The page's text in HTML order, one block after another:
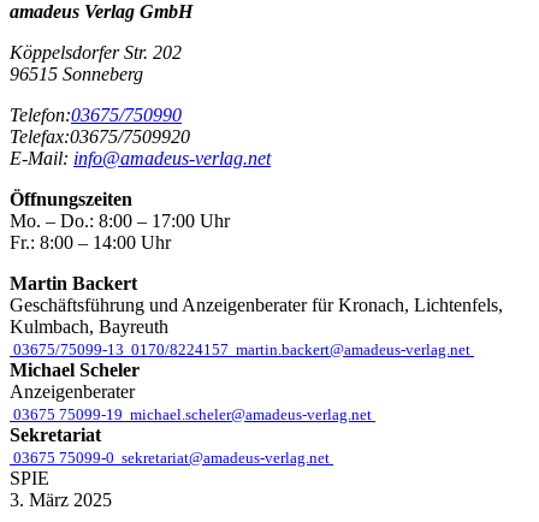
amadeus Verlag GmbH
Köppelsdorfer Str. 202
96515 Sonneberg
Telefon:03675/750990
Telefax:03675/7509920
E-Mail: info@amadeus-verlag.net
Öffnungszeiten
Mo. – Do.: 8:00 – 17:00 Uhr
Fr.: 8:00 – 14:00 Uhr
Martin Backert
Geschäftsführung und Anzeigenberater für Kronach, Lichtenfels,
Kulmbach, Bayreuth
03675/75099-13 0170/8224157 martin.backert@amadeus-verlag.net
Michael Scheler
Anzeigenberater
03675 75099-19 michael.scheler@amadeus-verlag.net
Sekretariat
03675 75099-0 sekretariat@amadeus-verlag.net
SPIE
3. März 2025